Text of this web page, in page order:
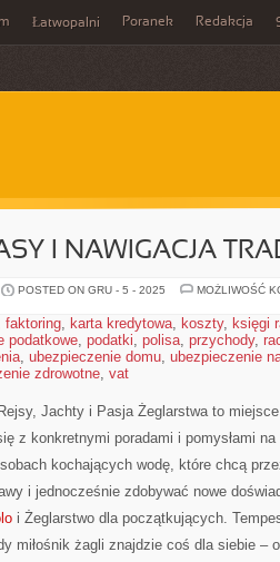
Łatwopalni Poranek Redakcja
I NAWIGACJA
POSTED ON GRU - 5 - 2025
MOŻLIWOŚĆ
faktoring, karta kredytowa, koszty, księgi
podatkowe, podatki, polisa, przychody,
, ubezpieczenie domu, ubezpieczenie
zdrowotne, vat
Jachty i Pasja Żeglarstwa to
z konkretnymi poradami i pomysłami
kochających wodę, które chcą
i jednocześnie zdobywać nowe
i Żeglarstwo dla początkujących.
miłośnik żagli znajdzie coś dla siebie –